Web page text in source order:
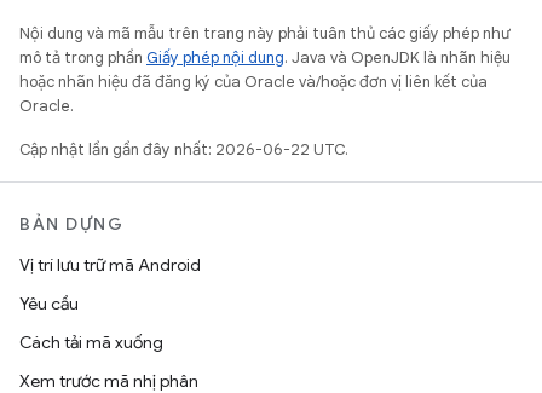
Nội dung và mã mẫu trên trang này phải tuân thủ các giấy phép như
mô tả trong phần Giấy phép nội dung. Java và OpenJDK là nhãn hiệu
hoặc nhãn hiệu đã đăng ký của Oracle và/hoặc đơn vị liên kết của
Oracle.
Cập nhật lần gần đây nhất: 2026-06-22 UTC.
BẢN DỰNG
Vị trí lưu trữ mã Android
Yêu cầu
Cách tải mã xuống
Xem trước mã nhị phân